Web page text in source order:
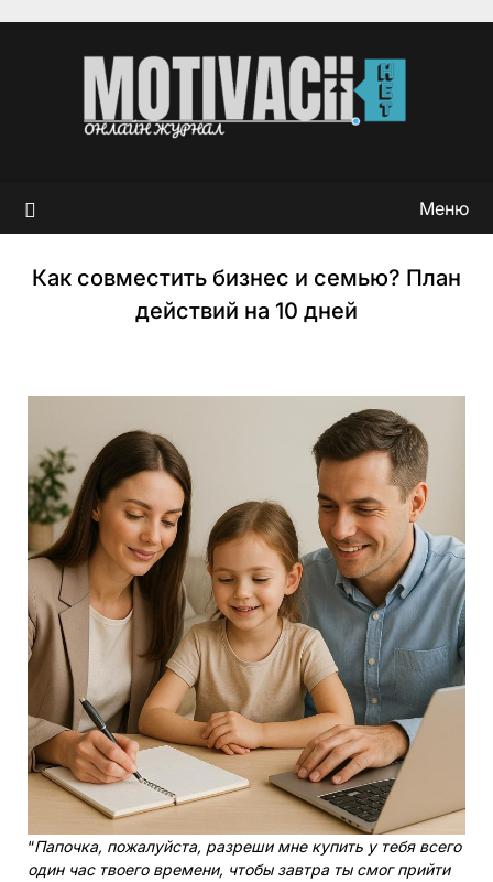
содержимому
Меню
Как совместить бизнес и семью? План
действий на 10 дней
“Папочка, пожалуйста, разреши мне купить у тебя всего
один час твоего времени, чтобы завтра ты смог прийти